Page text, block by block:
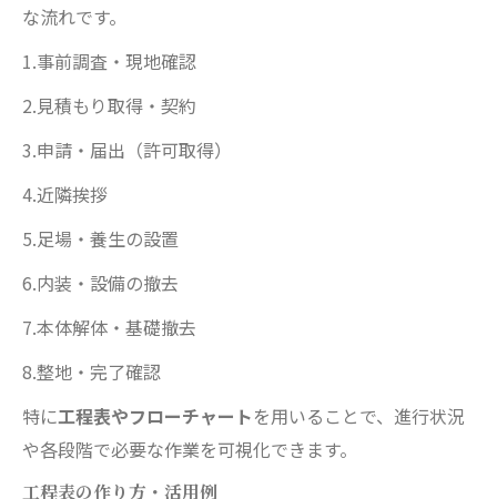
な流れです。
1.事前調査・現地確認
2.見積もり取得・契約
3.申請・届出（許可取得）
4.近隣挨拶
5.足場・養生の設置
6.内装・設備の撤去
7.本体解体・基礎撤去
8.整地・完了確認
特に工程表やフローチャートを用いることで、進行状況
や各段階で必要な作業を可視化できます。
工程表の作り方・活用例